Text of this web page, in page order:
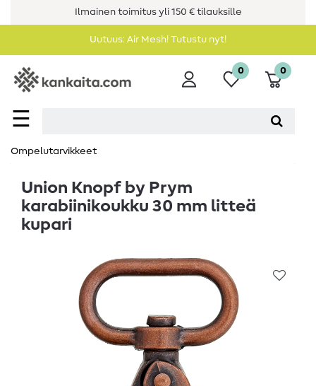
Ilmainen toimitus yli 150 € tilauksille
Uutuus: Air Mesh! Tutustu nyt!
☰
0 0
Ompelutarvikkeet
Union Knopf by Prym
karabiinikoukku 30 mm litteä
kupari